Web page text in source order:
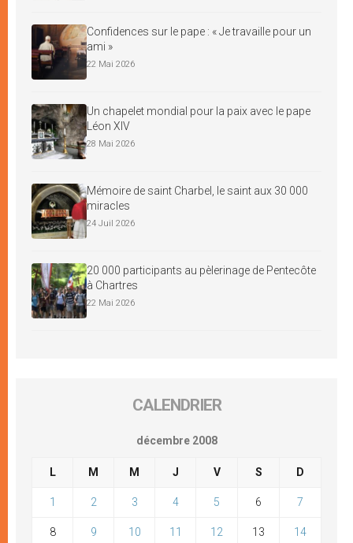
Confidences sur le pape : « Je travaille pour un
ami »
22 Mai 2026
Un chapelet mondial pour la paix avec le pape
Léon XIV
28 Mai 2026
Mémoire de saint Charbel, le saint aux 30 000
miracles
24 Juil 2026
20 000 participants au pèlerinage de Pentecôte
à Chartres
22 Mai 2026
CALENDRIER
décembre 2008
L M M J V S D
1 2 3 4 5 6 7
8 9 10 11 12 13 14